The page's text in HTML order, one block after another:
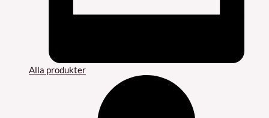
Alla produkter